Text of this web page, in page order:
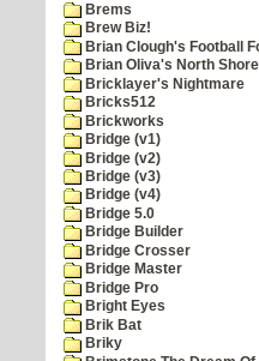
Brems
Brew Biz!
Brian Clough's Football
Brian Oliva's North
Bricklayer's Nightmare
Bricks512
Brickworks
Bridge (v1)
Bridge (v2)
Bridge (v3)
Bridge (v4)
Bridge 5.0
Bridge Builder
Bridge Crosser
Bridge Master
Bridge Pro
Bright Eyes
Brik Bat
Briky